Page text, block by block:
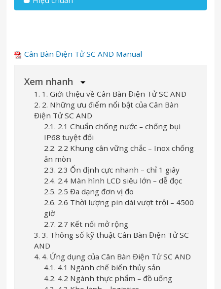
Cân Bàn Điện Tử SC AND Manual
Xem nhanh
1. 1. Giới thiệu về Cân Bàn Điện Tử SC AND
2. 2. Những ưu điểm nổi bật của Cân Bàn
Điện Tử SC AND
2.1. 2.1 Chuẩn chống nước – chống bụi
IP68 tuyệt đối
2.2. 2.2 Khung cân vững chắc – Inox chống
ăn mòn
2.3. 2.3 Ổn định cực nhanh – chỉ 1 giây
2.4. 2.4 Màn hình LCD siêu lớn – dễ đọc
2.5. 2.5 Đa dạng đơn vị đo
2.6. 2.6 Thời lượng pin dài vượt trội – 4500
giờ
2.7. 2.7 Kết nối mở rộng
3. 3. Thông số kỹ thuật Cân Bàn Điện Tử SC
AND
4. 4. Ứng dụng của Cân Bàn Điện Tử SC AND
4.1. 4.1 Ngành chế biến thủy sản
4.2. 4.2 Ngành thực phẩm – đồ uống